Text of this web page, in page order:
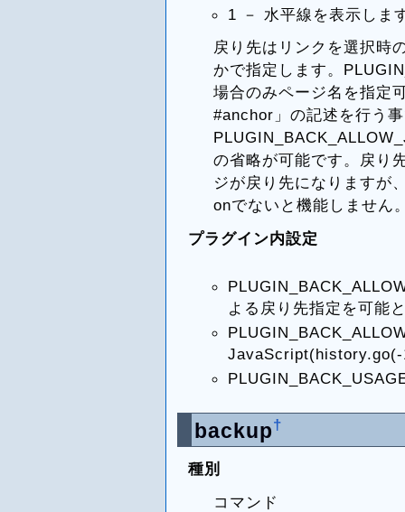
1 － 水平線を表示しま
戻り先はリンクを選択時
かで指定します。
場合のみページ名を指定
#anchor」の記述を行う
の省略が可能です。戻り
ジが戻り先になりますが
onでないと機能しません
プラグイン内設定
よる戻り先指定を可能
JavaScript(history.go(-
backup†
種別
コマンド